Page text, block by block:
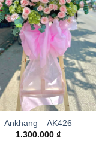
Ankhang – AK426
1.300.000 ₫